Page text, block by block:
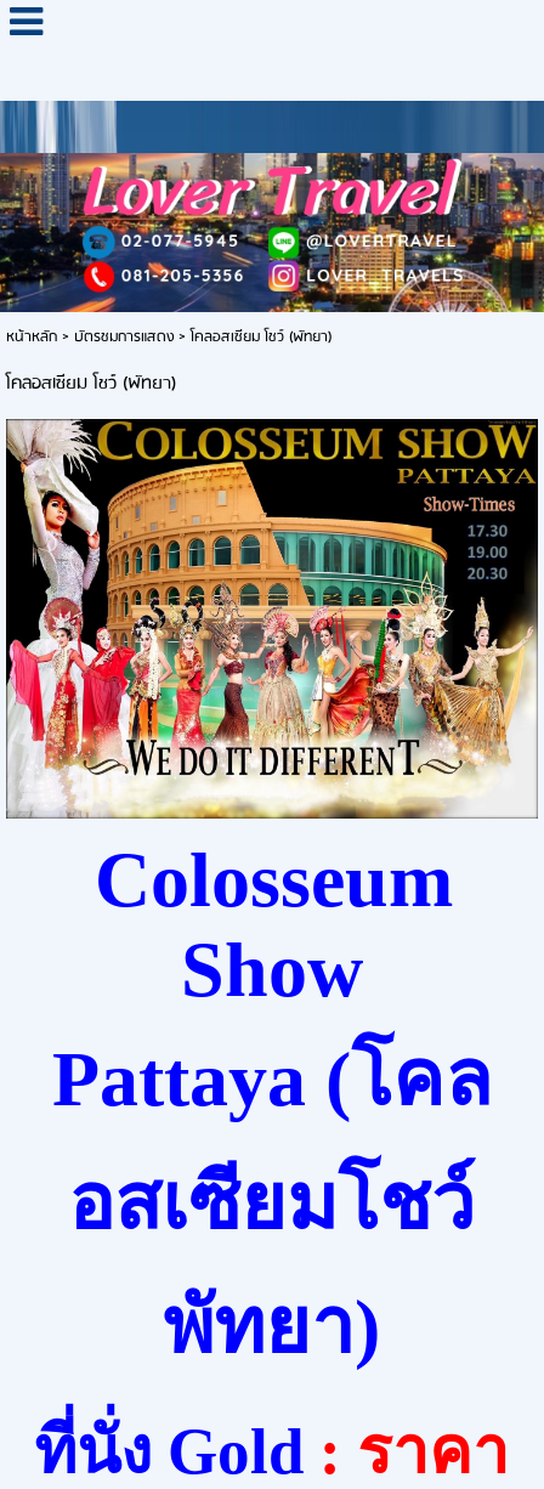
หน้าหลัก> บัตรชมการแสดง>โคลอสเซียม โชว์ (พัทยา)
โคลอสเซียม โชว์ (พัทยา)
Colosseum
Show
Pattaya (โคล
อสเซียมโชว์
พัทยา)
ที่นั่ง Gold : ราคา